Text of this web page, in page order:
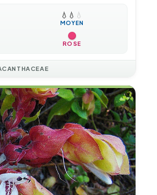
💧 💧 💧
MOYEN
ROSE